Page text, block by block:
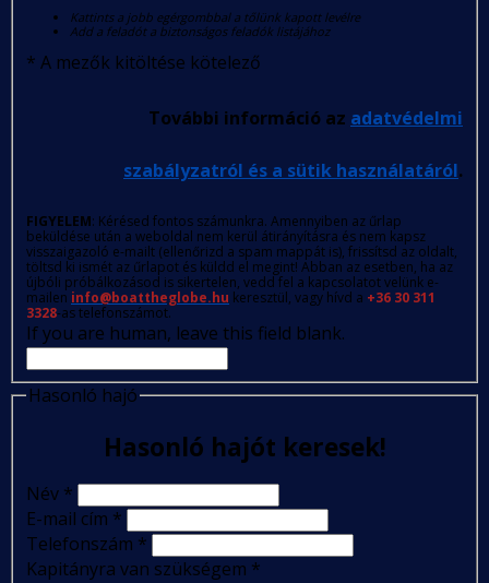
Kattints a jobb egérgombbal a tőlünk kapott levélre
Add a feladót a biztonságos feladók listájához
* A mezők kitöltése kötelező
További információ az adatvédelmi
szabályzatról és a sütik használatáról.
FIGYELEM: Kérésed fontos számunkra. Amennyiben az űrlap
beküldése után a weboldal nem kerül átirányításra és nem kapsz
visszaigazoló e-mailt (ellenőrizd a spam mappát is), frissítsd az oldalt,
töltsd ki ismét az űrlapot és küldd el megint! Abban az esetben, ha az
újbóli próbálkozásod is sikertelen, vedd fel a kapcsolatot velünk e-
mailen info@boattheglobe.hu keresztül, vagy hívd a +36 30 311
3328-as telefonszámot.
If you are human, leave this field blank.
Hasonló hajó
Hasonló hajót keresek!
Név *
E-mail cím *
Telefonszám *
Kapitányra van szükségem *